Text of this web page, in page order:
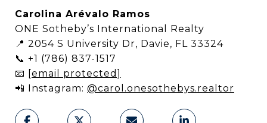
Carolina Arévalo Ramos
ONE Sotheby’s International Realty
📍 2054 S University Dr, Davie, FL 33324
📞 +1 (786) 837-1517
📧 [email protected]
📲 Instagram: @carol.onesothebys.realtor